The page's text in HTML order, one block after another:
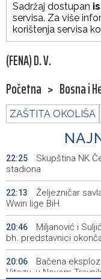
Sadržaj dostupan
servisa. Za više
korištenja servisa
(FENA) D. V.
Početna > Bosna i
ZAŠTITA OKOLIŠA
22:25
Skupština NK
stadiona
22:13
Željezničar
Wwin lige BiH
20:46
Miljanović i
bh. predstavnici
20:06
Bačena
Vitezu, u Novom